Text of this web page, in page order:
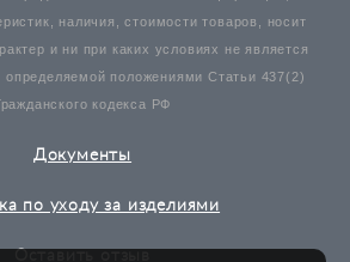
наличия, стоимости товаров, носит
и ни при каких условиях не является
определяемой положениями Статьи 437(2)
кодекса РФ
Документы
по уходу за изделиями
Оставить отзыв